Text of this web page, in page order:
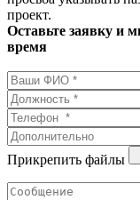
проект.
Оставьте заявку и
время
Прикрепить файлы